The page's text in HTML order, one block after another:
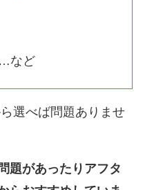
など
選べば問題ありませ
題があったりアフタ